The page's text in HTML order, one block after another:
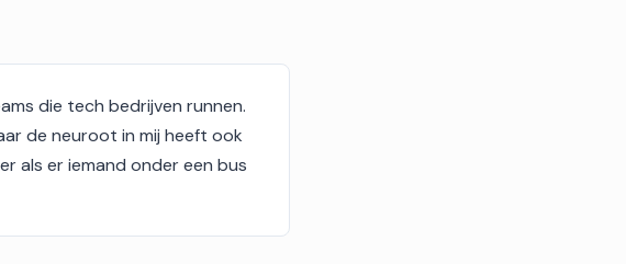
die tech bedrijven runnen.
de neuroot in mij heeft ook
als er iemand onder een bus